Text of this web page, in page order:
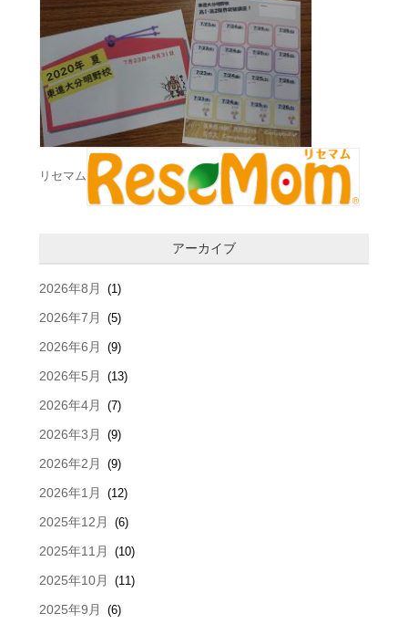
リセマム
アーカイブ
2026年8月 (1)
2026年7月 (5)
2026年6月 (9)
2026年5月 (13)
2026年4月 (7)
2026年3月 (9)
2026年2月 (9)
2026年1月 (12)
2025年12月 (6)
2025年11月 (10)
2025年10月 (11)
2025年9月 (6)